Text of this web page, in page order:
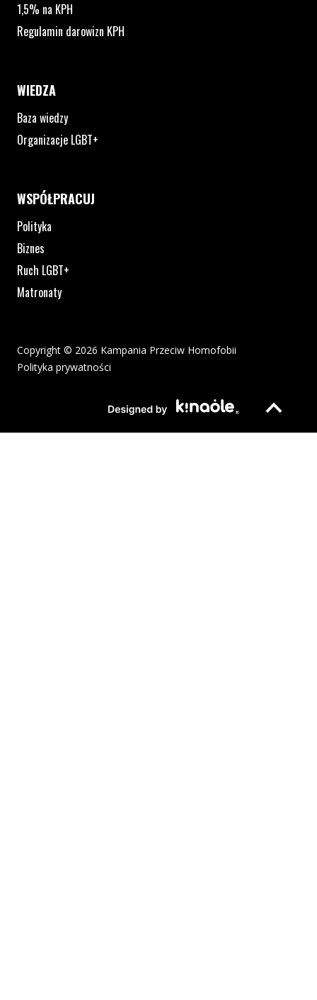
1,5% na KPH
Regulamin darowizn KPH
WIEDZA
Baza wiedzy
Organizacje LGBT+
WSPÓŁPRACUJ
Polityka
Biznes
Ruch LGBT+
Matronaty
Copyright © 2026 Kampania Przeciw Homofobii
Polityka prywatności
Strona otwiera